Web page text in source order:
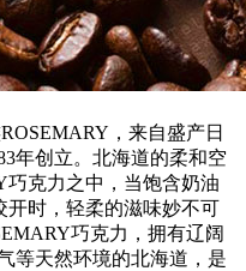
，来自盛产日
年创立。北海道的柔和空
巧克力之中，当饱含奶油
开时，轻柔的滋味妙不可
巧克力，拥有辽阔
等天然环境的北海道，是